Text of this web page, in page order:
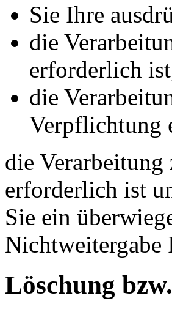
Sie Ihre
die
erforderlich
die
Verpflichtung
die Verarbeitung
erforderlich ist
Sie ein
Nichtweitergabe
Löschung